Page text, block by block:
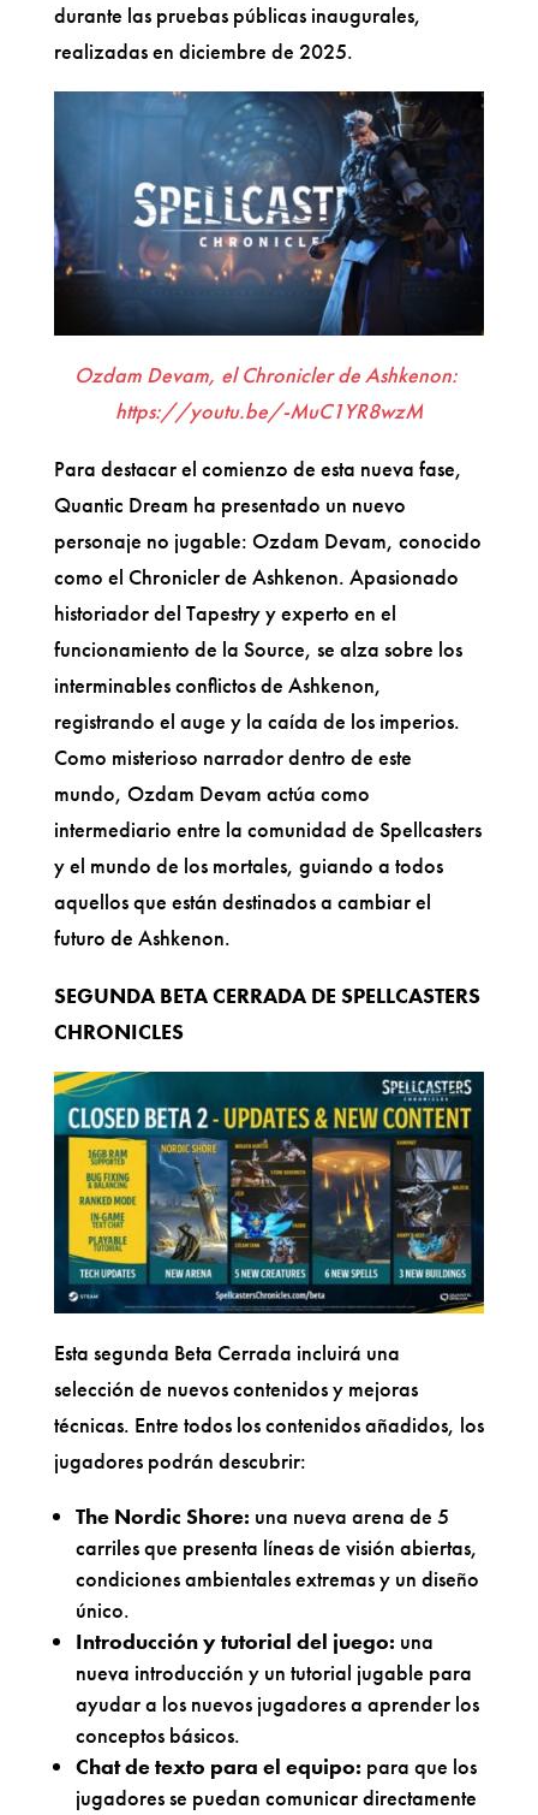
durante las pruebas públicas inaugurales,
realizadas en diciembre de 2025.
Ozdam Devam, el Chronicler de Ashkenon:
https://youtu.be/-MuC1YR8wzM
Para destacar el comienzo de esta nueva fase,
Quantic Dream ha presentado un nuevo
personaje no jugable: Ozdam Devam, conocido
como el Chronicler de Ashkenon. Apasionado
historiador del Tapestry y experto en el
funcionamiento de la Source, se alza sobre los
interminables conflictos de Ashkenon,
registrando el auge y la caída de los imperios.
Como misterioso narrador dentro de este
mundo, Ozdam Devam actúa como
intermediario entre la comunidad de Spellcasters
y el mundo de los mortales, guiando a todos
aquellos que están destinados a cambiar el
futuro de Ashkenon.
SEGUNDA BETA CERRADA DE SPELLCASTERS
CHRONICLES
Esta segunda Beta Cerrada incluirá una
selección de nuevos contenidos y mejoras
técnicas. Entre todos los contenidos añadidos, los
jugadores podrán descubrir:
The Nordic Shore: una nueva arena de 5
carriles que presenta líneas de visión abiertas,
condiciones ambientales extremas y un diseño
único.
Introducción y tutorial del juego: una
nueva introducción y un tutorial jugable para
ayudar a los nuevos jugadores a aprender los
conceptos básicos.
Chat de texto para el equipo: para que los
jugadores se puedan comunicar directamente